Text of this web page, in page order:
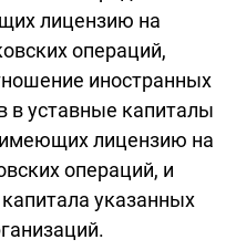
лицензию на
операций,
иностранных
в уставные капиталы
лицензию на
операций, и
указанных